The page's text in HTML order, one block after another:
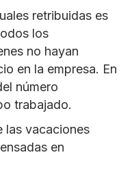
retribuidas es
los
no hayan
en la empresa. En
número
trabajado.
las vacaciones
en